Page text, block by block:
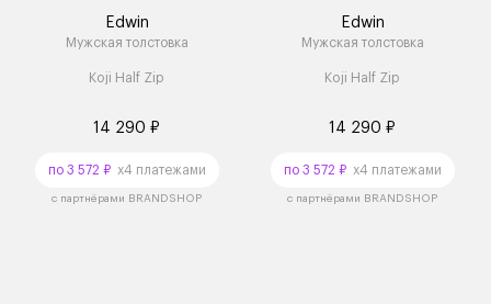
Edwin
Мужская толстовка
Koji Half Zip
14 290 ₽
по 3 572 ₽x4 платежами
с партнёрами BRANDSHOP
Edwin
Мужская толстовка
Koji Half Zip
14 290 ₽
по 3 572 ₽x4 платежами
с партнёрами BRANDSHOP